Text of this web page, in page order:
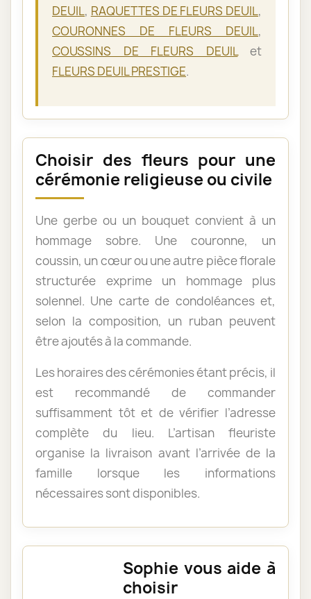
DEUIL, RAQUETTES DE FLEURS DEUIL,
COURONNES DE FLEURS DEUIL,
COUSSINS DE FLEURS DEUILet
FLEURS DEUIL PRESTIGE.
Choisir des fleurs pour une
cérémonie religieuse ou civile
Une gerbe ou un bouquet convient à un
hommage sobre. Une couronne, un
coussin, un cœur ou une autre pièce florale
structurée exprime un hommage plus
solennel. Une carte de condoléances et,
selon la composition, un ruban peuvent
être ajoutés à la commande.
Les horaires des cérémonies étant précis, il
est recommandé de commander
suffisamment tôt et de vérifier l’adresse
complète du lieu. L’artisan fleuriste
organise la livraison avant l’arrivée de la
famille lorsque les informations
nécessaires sont disponibles.
Sophie vous aide à
choisir